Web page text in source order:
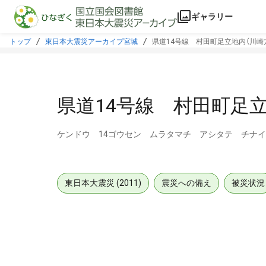
本文に飛ぶ
ギャラリー
トップ 東日本大震災アーカイブ宮城 県道14号線 村田町足立地内（川崎
県道14号線 村田町足立
ケンドウ 14ゴウセン ムラタマチ アシタテ チナ
東日本大震災 (2011) 震災への備え 被災状況